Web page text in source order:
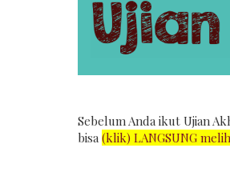
Sebelum Anda ikut Ujian
bisa (klik) LANGSUNG